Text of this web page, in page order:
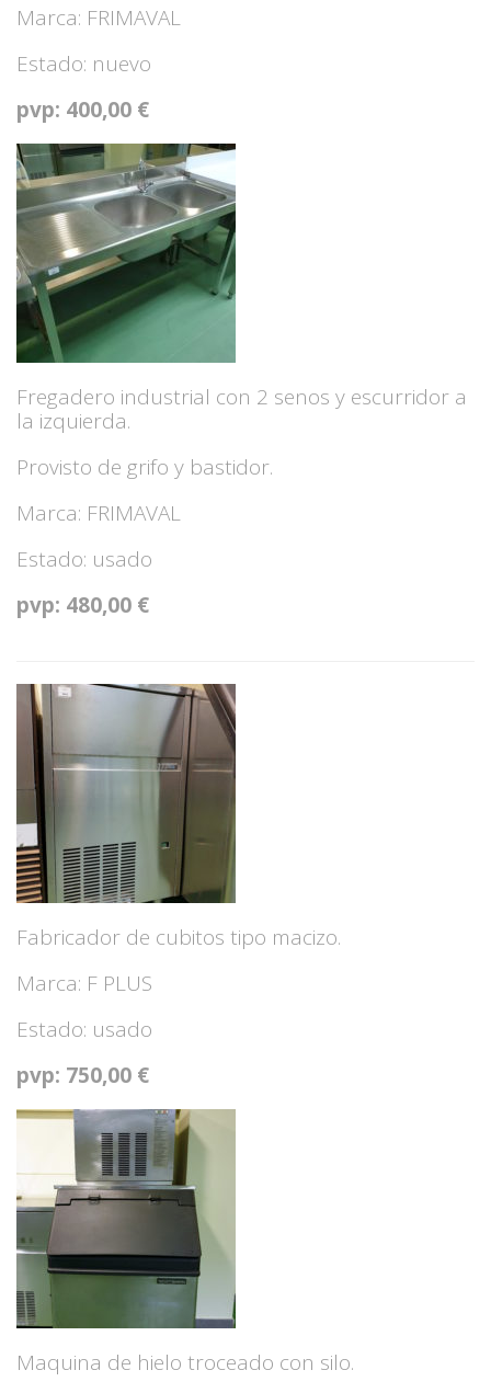
Marca: FRIMAVAL
Estado: nuevo
pvp: 400,00 €
Fregadero industrial con 2 senos y escurridor a
la izquierda.
Provisto de grifo y bastidor.
Marca: FRIMAVAL
Estado: usado
pvp: 480,00 €
Fabricador de cubitos tipo macizo.
Marca: F PLUS
Estado: usado
pvp: 750,00 €
Maquina de hielo troceado con silo.